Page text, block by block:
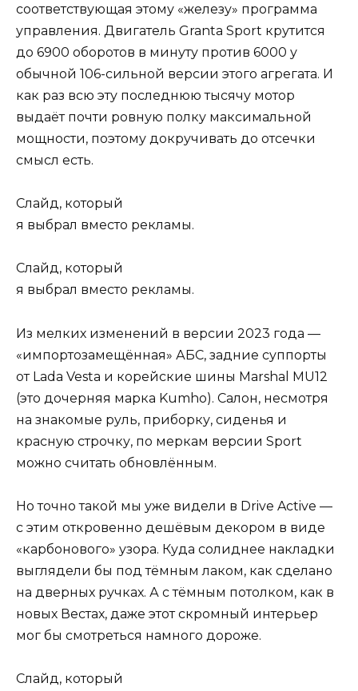
соответствующая этому «железу» программа
управления. Двигатель Granta Sport крутится
до 6900 оборотов в минуту против 6000 у
обычной 106-сильной версии этого агрегата. И
как раз всю эту последнюю тысячу мотор
выдаёт почти ровную полку максимальной
мощности, поэтому докручивать до отсечки
смысл есть.
Слайд, который
я выбрал вместо рекламы.
Слайд, который
я выбрал вместо рекламы.
Из мелких изменений в версии 2023 года —
«импортозамещённая» АБС, задние суппорты
от Lada Vesta и корейские шины Marshal MU12
(это дочерняя марка Kumho). Салон, несмотря
на знакомые руль, приборку, сиденья и
красную строчку, по меркам версии Sport
можно считать обновлённым.
Но точно такой мы уже видели в Drive Active —
с этим откровенно дешёвым декором в виде
«карбонового» узора. Куда солиднее накладки
выглядели бы под тёмным лаком, как сделано
на дверных ручках. А с тёмным потолком, как в
новых Вестах, даже этот скромный интерьер
мог бы смотреться намного дороже.
Слайд, который